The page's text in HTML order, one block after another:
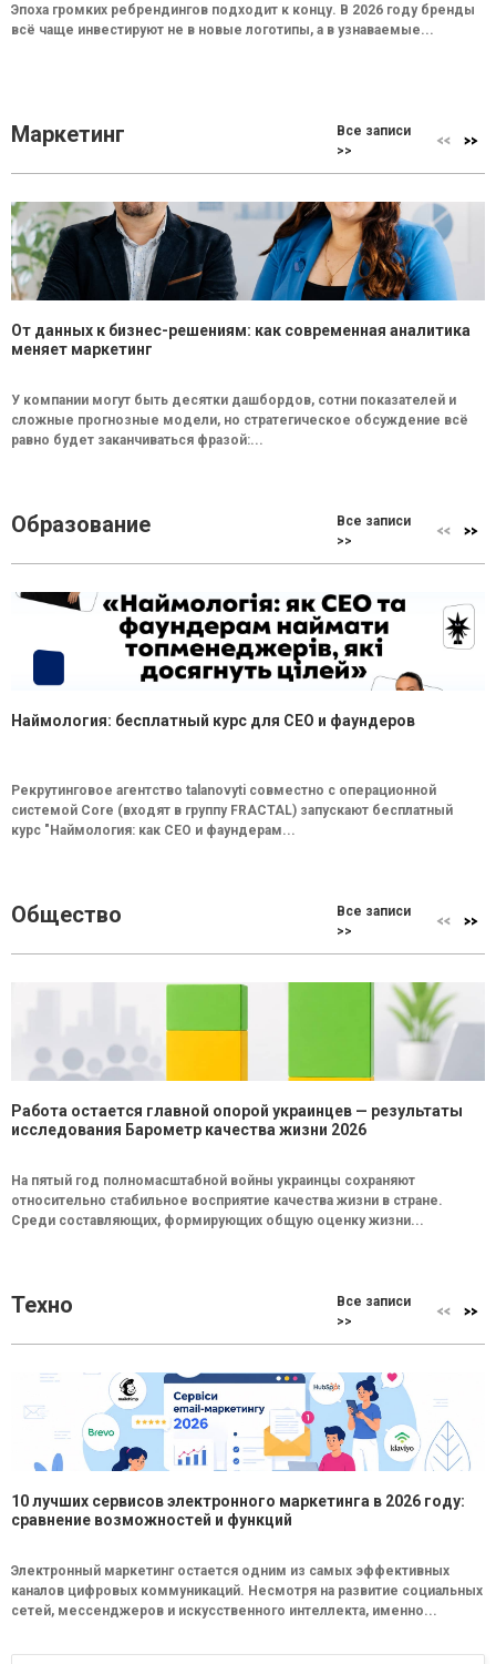
Эпоха громких ребрендингов подходит к концу. В 2026 году бренды
всё чаще инвестируют не в новые логотипы, а в узнаваемые...
Маркетинг
Все записи
>>
От данных к бизнес-решениям: как современная аналитика
меняет маркетинг
У компании могут быть десятки дашбордов, сотни показателей и
сложные прогнозные модели, но стратегическое обсуждение всё
равно будет заканчиваться фразой:...
Образование
Все записи
>>
Наймология: бесплатный курс для CEO и фаундеров
Рекрутинговое агентство talanovyti совместно с операционной
системой Core (входят в группу FRACTAL) запускают бесплатный
курс "Наймология: как СEO и фаундерам...
Общество
Все записи
>>
Работа остается главной опорой украинцев — результаты
исследования Барометр качества жизни 2026
На пятый год полномасштабной войны украинцы сохраняют
относительно стабильное восприятие качества жизни в стране.
Среди составляющих, формирующих общую оценку жизни...
Техно
Все записи
>>
10 лучших сервисов электронного маркетинга в 2026 году:
сравнение возможностей и функций
Электронный маркетинг остается одним из самых эффективных
каналов цифровых коммуникаций. Несмотря на развитие социальных
сетей, мессенджеров и искусственного интеллекта, именно...